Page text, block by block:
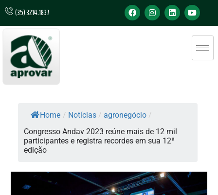
(35) 3214.1837
Home / Notícias / agronegócio /
Congresso Andav 2023 reúne mais de 12 mil
participantes e registra recordes em sua 12ª
edição